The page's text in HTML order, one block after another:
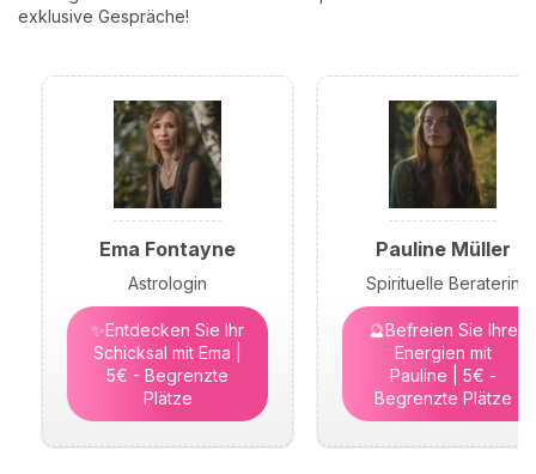
exklusive Gespräche!
Ema Fontayne
Astrologin
✨Entdecken Sie Ihr
Schicksal mit Ema |
5€ - Begrenzte
Plätze
Pauline Müller
Spirituelle Beraterin
🔮Befreien Sie Ihre
Energien mit
Pauline | 5€ -
Begrenzte Plätze